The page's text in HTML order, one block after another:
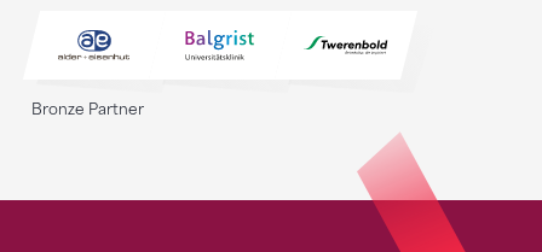
Bronze Partner